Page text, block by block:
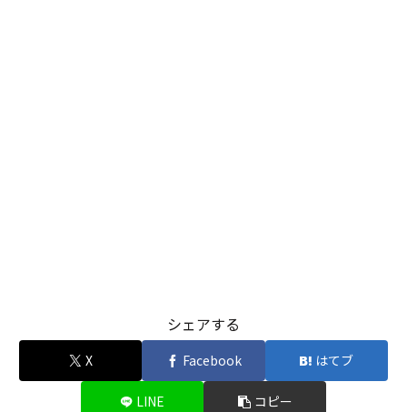
シェアする
X Facebook はてブ
LINE コピー